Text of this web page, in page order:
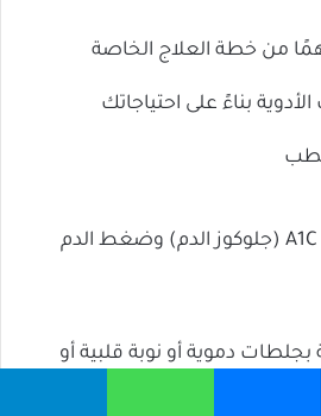
من خطة العلاج الخاصة
بناءً على احتياجاتك
تحقق أهدافك من A1C (جلوكوز الدم) وضغط الدم
بجلطات دموية أو نوبة قلبية أو